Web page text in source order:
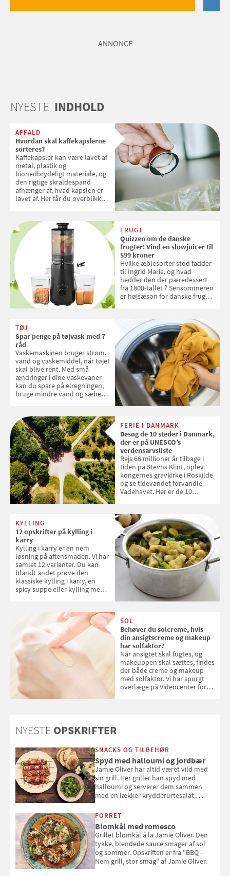
ANNONCE
NYESTE INDHOLD
AFFALD
Hvordan skal kaffekapslerne
sorteres?
Kaffekapsler kan være lavet af
metal, plastik og
bionedbrydeligt materiale, og
den rigtige skraldespand
afhænger af, hvad kapslen er
lavet af. Her får du overblikket
FRUGT
Quizzen om de danske
frugter: Vind en slowjuicer til
599 kroner
Hvilke æblesorter stod fadder
til Ingrid Marie, og hvad
hedder den der pæredessert
fra 1800-tallet ? Sensommeren
er højsæson for danske fruger,
favoritter. Det fejrer Samvirke
med en quiz om alt det danske
frugt, vi elsker. Konkurrencen
slutter fredag d. 18. september
2026
TØJ
Spar penge på tøjvask med 7
råd
Vaskemaskinen bruger strøm,
vand og vaskemiddel, når tøjet
skal blive rent. Med små
ændringer i dine vaskevaner
kan du spare på elregningen,
bruge mindre vand og sæbe
enkle råd til at spare penge på
tøjvasken
FERIE I DANMARK
Besøg de 10 steder i Danmark,
der er på UNESCO’s
verdensarvsliste
Rejs 66 millioner år tilbage i
tiden på Stevns Klint, oplev
kongernes gravkirke i Roskilde
og se tidevandet forvandle
Vadehavet. Her er de 10
KYLLING
12 opskrifter på kylling i
karry
Kylling i karry er en nem
løsning på aftensmaden. Vi har
samlet 12 varianter. Du kan
blandt andet prøve den
klassiske kylling i karry, en
spicy suppe eller kylling med
SOL
Behøver du solcreme, hvis
din ansigtscreme og makeup
har solfaktor?
Når ansigtet skal fugtes, og
makeuppen skal sættes, findes
der både creme og makeup
med solfaktor. Vi har spurgt
overlæge på Videncenter for
NYESTE OPSKRIFTER
SNACKS OG TILBEHØR
Spyd med halloumi og jordbær
Jamie Oliver har altid været vild med
sin grill. Her griller han spyd med
halloumi og serverer dem sammen
med en lækker krydderurtesalat.
smag" af Jamie Oliver.
FORRET
Blomkål med romesco
Grillet blomkål á la Jamie Oliver. Den
tykke, blendede sauce smager af sol
og sommer. Opskriften er fra "BBQ –
Nem grill, stor smag" af Jamie Oliver.